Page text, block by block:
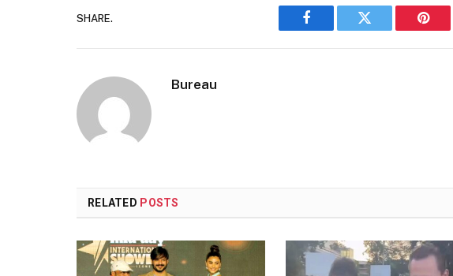
SHARE.
Facebook Twitter
Bureau
RELATED POSTS